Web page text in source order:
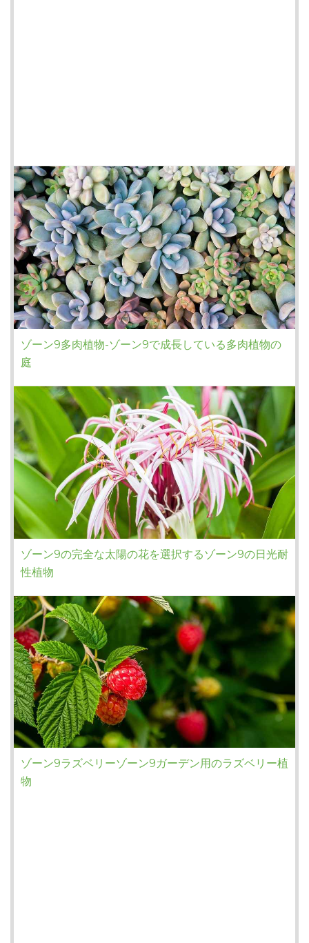
ゾーン9多肉植物-ゾーン9で成長している多肉植物の
庭
ゾーン9の完全な太陽の花を選択するゾーン9の日光耐
性植物
ゾーン9ラズベリーゾーン9ガーデン用のラズベリー植
物